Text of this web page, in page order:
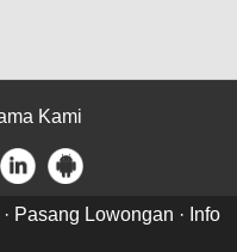
Kami
· Pasang Lowongan · Info